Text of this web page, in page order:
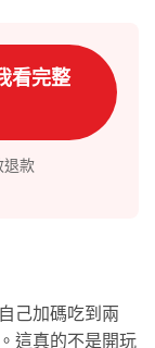
看完整
退款
己加碼吃到兩
這真的不是開玩